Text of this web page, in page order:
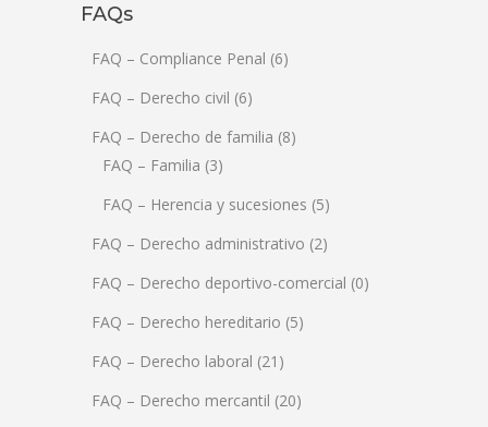
FAQs
FAQ – Compliance Penal (6)
FAQ – Derecho civil (6)
FAQ – Derecho de familia (8)
FAQ – Familia (3)
FAQ – Herencia y sucesiones (5)
FAQ – Derecho administrativo (2)
FAQ – Derecho deportivo-comercial (0)
FAQ – Derecho hereditario (5)
FAQ – Derecho laboral (21)
FAQ – Derecho mercantil (20)